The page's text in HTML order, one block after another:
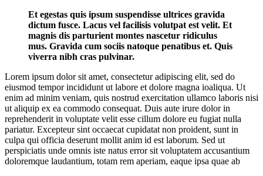
Et egestas quis ipsum suspendisse ultrices gravida
dictum fusce. Lacus vel facilisis volutpat est velit. Et
magnis dis parturient montes nascetur ridiculus
mus. Gravida cum sociis natoque penatibus et. Quis
viverra nibh cras pulvinar.
Lorem ipsum dolor sit amet, consectetur adipiscing elit, sed do
eiusmod tempor incididunt ut labore et dolore magna ioaliqua. Ut
enim ad minim veniam, quis nostrud exercitation ullamco laboris nisi
ut aliquip ex ea commodo consequat. Duis aute irure dolor in
reprehenderit in voluptate velit esse cillum dolore eu fugiat nulla
pariatur. Excepteur sint occaecat cupidatat non proident, sunt in
culpa qui officia deserunt mollit anim id est laborum. Sed ut
perspiciatis unde omnis iste natus error sit voluptatem accusantium
doloremque laudantium, totam rem aperiam, eaque ipsa quae ab